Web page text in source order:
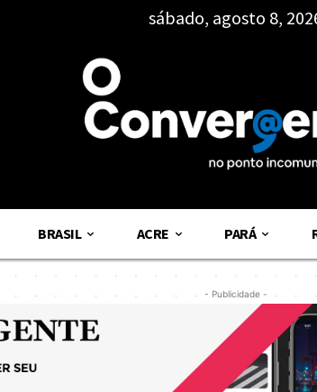
sábado, agosto 8,
BRASIL ACRE PARÁ
- Publicidade -